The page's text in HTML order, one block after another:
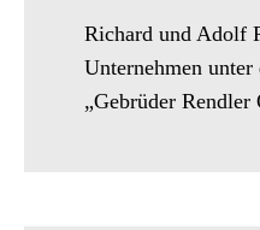
Richard und Adolf
Unternehmen
„Gebrüder Rendler